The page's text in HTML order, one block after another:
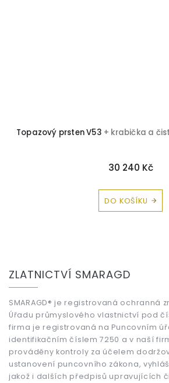
Topazový prsten V53 + krabička a
30 240 Kč
DO KOŠÍKU
ZLATNICTVÍ SMARAGD
SMARAGD® je registrovaná ochranná
Úřadu průmyslového vlastnictví pod
firma je registrovaná na Puncovním
identifikačním číslem 7250 a v naší
prováděny kontroly za účelem
ustanovení puncovního zákona,
jakož i dalších předpisů upravujících